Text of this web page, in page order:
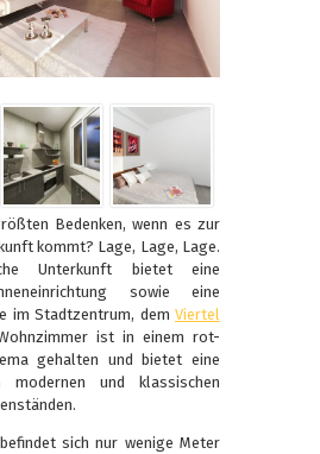
Bedenken, wenn es zur
kommt? Lage, Lage, Lage.
Unterkunft bietet eine
sowie eine
im Stadtzentrum, dem Viertel
ist in einem rot-
gehalten und bietet eine
modernen und klassischen
sich nur wenige Meter